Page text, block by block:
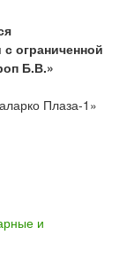
ограниченной
Б.В.»
Плаза-1»
и